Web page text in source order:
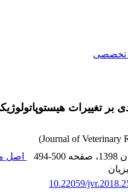
تخصصی
بر تغییرات
، صفحه 494-500
اصل
10.22059/